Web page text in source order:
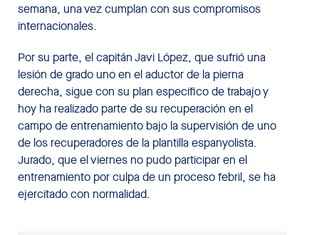
semana, una vez cumplan con sus compromisos
internacionales.
Por su parte, el capitán Javi López, que sufrió una
lesión de grado uno en el aductor de la pierna
derecha, sigue con su plan específico de trabajo y
hoy ha realizado parte de su recuperación en el
campo de entrenamiento bajo la supervisión de uno
de los recuperadores de la plantilla espanyolista.
Jurado, que el viernes no pudo participar en el
entrenamiento por culpa de un proceso febril, se ha
ejercitado con normalidad.